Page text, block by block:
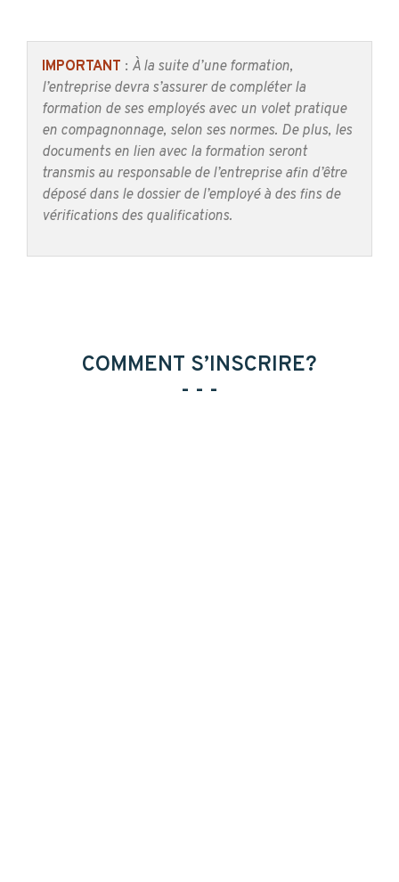
IMPORTANT : À la suite d’une formation,
l’entreprise devra s’assurer de compléter la
formation de ses employés avec un volet pratique
en compagnonnage, selon ses normes. De plus, les
documents en lien avec la formation seront
transmis au responsable de l’entreprise afin d’être
déposé dans le dossier de l’employé à des fins de
vérifications des qualifications.
COMMENT S’INSCRIRE?
- - -